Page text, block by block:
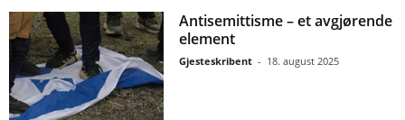
Antisemittisme – et avgjørende
element
Gjesteskribent - 18. august 2025